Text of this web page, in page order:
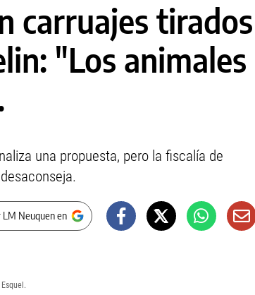
carruajes tirados
"Los animales
una propuesta, pero la fiscalía de
LM Neuquen en